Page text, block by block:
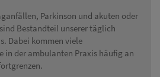
Parkinson und akuten oder
Bestandteil unserer täglich
Dabei kommen viele
in der ambulanten Praxis häufig an